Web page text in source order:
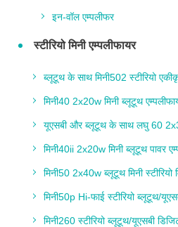
इन-वॉल एम्पलीफर
स्टीरियो मिनी एम्पलीफायर
ब्लूटूथ के साथ मिनी502 स्टीरियो
मिनी40 2x20w मिनी ब्लूटूथ
यूएसबी और ब्लूटूथ के साथ लघु 60
मिनी40ii 2x20w मिनी ब्लूटूथ पावर
मिनी50 2x40w ब्लूटूथ मिनी स्टीरियो
मिनी50p Hi-फाई स्टीरियो ब्लूटूथ/
मिनी260 स्टीरियो ब्लूटूथ/यूएसबी